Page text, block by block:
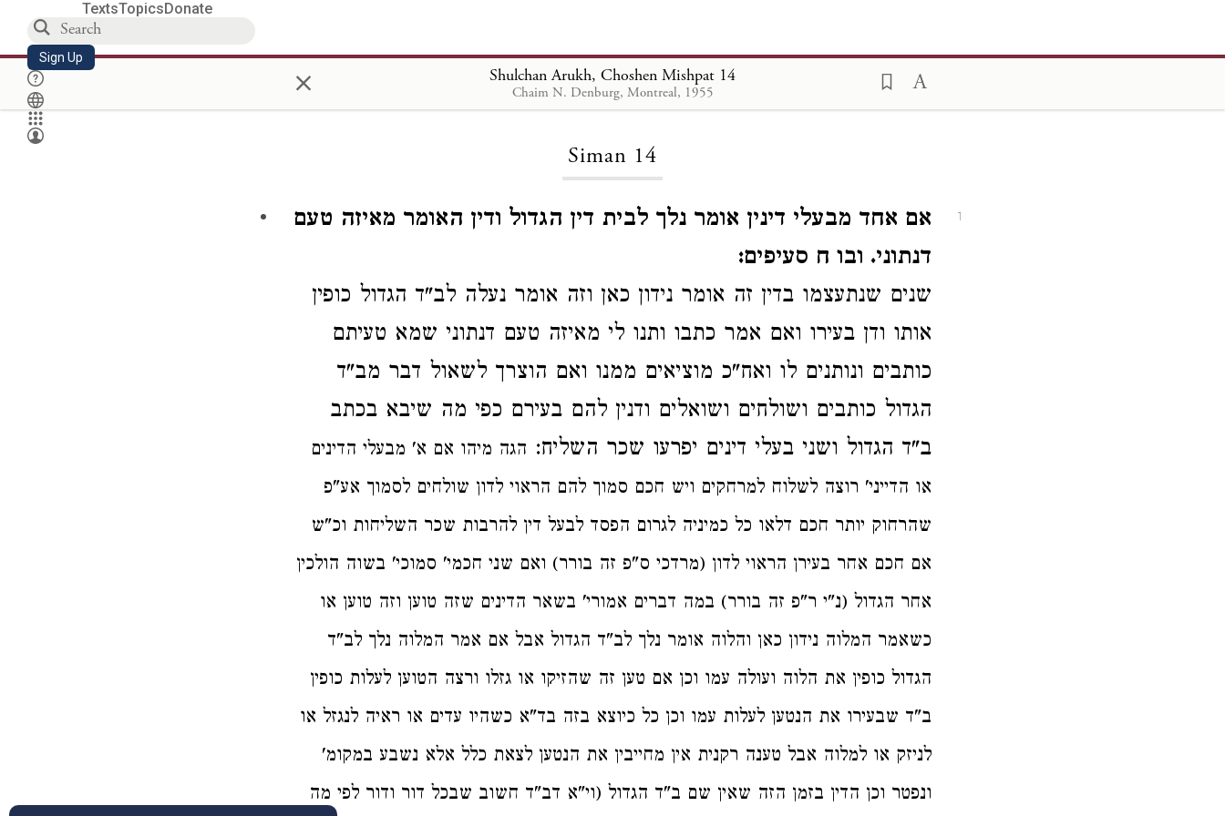
TextsTopicsDonate
Sign Up × Shulchan Arukh, Choshen Mishpat 14
Chaim N. Denburg, Montreal, 1955
Loading...
Siman 14
1
אם אחד מבעלי דינין אומר נלך לבית דין הגדול ודין האומר מאיזה טעם
דנתוני. ובו ח סעיפים:
שנים שנתעצמו בדין זה אומר נידון כאן וזה אומר נעלה לב"ד הגדול כופין
אותו ודן בעירו ואם אמר כתבו ותנו לי מאיזה טעם דנתוני שמא טעיתם
כותבים ונותנים לו ואח"כ מוציאים ממנו ואם הוצרך לשאול דבר מב"ד
הגדול כותבים ושולחים ושואלים ודנין להם בעירם כפי מה שיבא בכתב
ב"ד הגדול ושני בעלי דינים יפרעו שכר השליח: הגה מיהו אם א' מבעלי הדינים
או הדייני' רוצה לשלוח למרחקים ויש חכם סמוך להם הראוי לדון שולחים לסמוך אע"פ
שהרחוק יותר חכם דלאו כל כמיניה לגרום הפסד לבעל דין להרבות שכר השליחות וכ"ש
אם חכם אחר בעירן הראוי לדון (מרדכי ס"פ זה בורר) ואם שני חכמי' סמוכי' בשוה הולכין
אחר הגדול (נ"י ר"פ זה בורר) במה דברים אמורי' בשאר הדינים שזה טוען וזה טוען או
כשאמר המלוה נידון כאן והלוה אומר נלך לב"ד הגדול אבל אם אמר המלוה נלך לב"ד
הגדול כופין את הלוה ועולה עמו וכן אם טען זה שהזיקו או גזלו ורצה הטוען לעלות כופין
ב"ד שבעירו את הנטען לעלות עמו וכן כל כיוצא בזה בד"א כשהיו עדים או ראיה לנגזל או
לניזק או למלוה אבל טענה רקנית אין מחייבין את הנטען לצאת כלל אלא נשבע במקומ'
ונפטר וכן הדין בזמן הזה שאין שם ב"ד הגדול (וי"א דב"ד חשוב שבכל דור ודור לפי מה